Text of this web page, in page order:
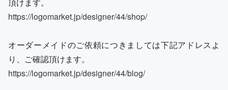
https://logomarket.jp/designer/44/shop/
オーダーメイドのご依頼につきましては下記アドレスよ
り、ご確認頂けます。
https://logomarket.jp/designer/44/blog/